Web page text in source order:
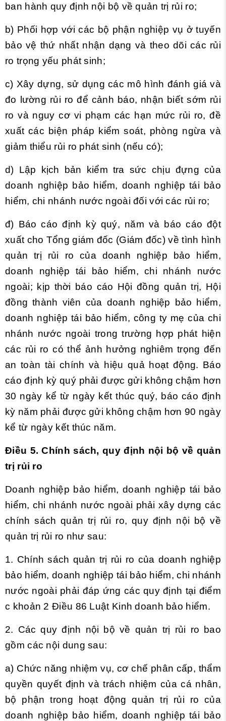
ban hành quy định nội bộ về quản trị rủi ro;
b) Phối hợp với các bộ phận nghiệp vụ ở tuyến
bảo vệ thứ nhất nhận dạng và theo dõi các rủi
ro trọng yếu phát sinh;
c) Xây dựng, sử dụng các mô hình đánh giá và
đo lường rủi ro để cảnh báo, nhận biết sớm rủi
ro và nguy cơ vi phạm các hạn mức rủi ro, đề
xuất các biện pháp kiểm soát, phòng ngừa và
giảm thiểu rủi ro phát sinh (nếu có);
d) Lập kịch bản kiểm tra sức chịu đựng của
doanh nghiệp bảo hiểm, doanh nghiệp tái bảo
hiểm, chi nhánh nước ngoài đối với các rủi ro;
đ) Báo cáo định kỳ quý, năm và báo cáo đột
xuất cho Tổng giám đốc (Giám đốc) về tình hình
quản trị rủi ro của doanh nghiệp bảo hiểm,
doanh nghiệp tái bảo hiểm, chi nhánh nước
ngoài; kịp thời báo cáo Hội đồng quản trị, Hội
đồng thành viên của doanh nghiệp bảo hiểm,
doanh nghiệp tái bảo hiểm, công ty mẹ của chi
nhánh nước ngoài trong trường hợp phát hiện
các rủi ro có thể ảnh hưởng nghiêm trọng đến
an toàn tài chính và hiệu quả hoạt động. Báo
cáo định kỳ quý phải được gửi không chậm hơn
30 ngày kể từ ngày kết thúc quý, báo cáo định
kỳ năm phải được gửi không chậm hơn 90 ngày
kể từ ngày kết thúc năm.
Điều 5. Chính sách, quy định nội bộ về quản
trị rủi ro
Doanh nghiệp bảo hiểm, doanh nghiệp tái bảo
hiểm, chi nhánh nước ngoài phải xây dựng các
chính sách quản trị rủi ro, quy định nội bộ về
quản trị rủi ro như sau:
1. Chính sách quản trị rủi ro của doanh nghiệp
bảo hiểm, doanh nghiệp tái bảo hiểm, chi nhánh
nước ngoài phải đáp ứng các quy định tại điểm
c khoản 2 Điều 86 Luật Kinh doanh bảo hiểm.
2. Các quy định nội bộ về quản trị rủi ro bao
gồm các nội dung sau:
a) Chức năng nhiệm vụ, cơ chế phân cấp, thẩm
quyền quyết định và trách nhiệm của cá nhân,
bộ phận trong hoạt động quản trị rủi ro của
doanh nghiệp bảo hiểm, doanh nghiệp tái bảo